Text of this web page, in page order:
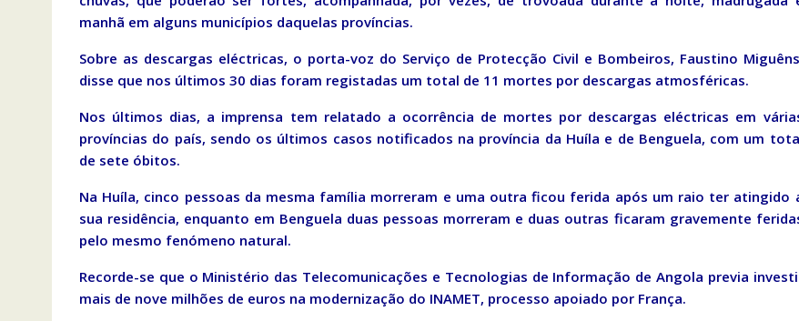
manhã em alguns municípios daquelas províncias.
Sobre as descargas eléctricas, o porta-voz do Serviço de Protecção Civil e Bombeiros, Faustino
disse que nos últimos 30 dias foram registadas um total de 11 mortes por descargas atmosféricas.
Nos últimos dias, a imprensa tem relatado a ocorrência de mortes por descargas eléctricas em
províncias do país, sendo os últimos casos notificados na província da Huíla e de Benguela, com um
de sete óbitos.
Na Huíla, cinco pessoas da mesma família morreram e uma outra ficou ferida após um raio ter atingido
sua residência, enquanto em Benguela duas pessoas morreram e duas outras ficaram gravemente
pelo mesmo fenómeno natural.
Recorde-se que o Ministério das Telecomunicações e Tecnologias de Informação de Angola previa
mais de nove milhões de euros na modernização do INAMET, processo apoiado por França.